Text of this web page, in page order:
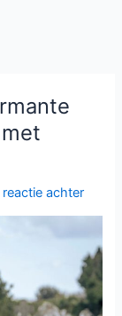
reactie achter